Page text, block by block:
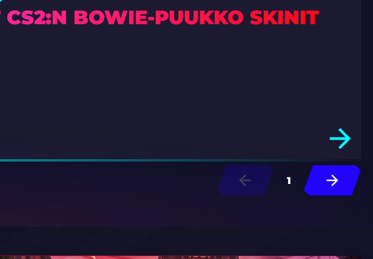
BOWIE-PUUKKO SKINIT
1